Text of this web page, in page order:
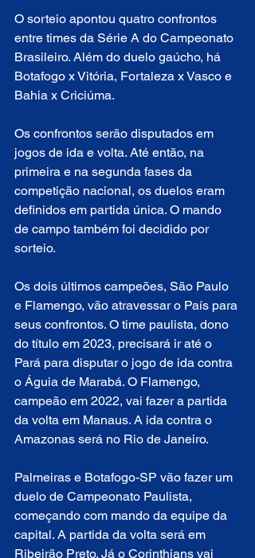
O sorteio apontou quatro confrontos
entre times da Série A do Campeonato
Brasileiro. Além do duelo gaúcho, há
Botafogo x Vitória, Fortaleza x Vasco e
Bahia x Criciúma.
Os confrontos serão disputados em
jogos de ida e volta. Até então, na
primeira e na segunda fases da
competição nacional, os duelos eram
definidos em partida única. O mando
de campo também foi decidido por
sorteio.
Os dois últimos campeões, São Paulo
e Flamengo, vão atravessar o País para
seus confrontos. O time paulista, dono
do título em 2023, precisará ir até o
Pará para disputar o jogo de ida contra
o Águia de Marabá. O Flamengo,
campeão em 2022, vai fazer a partida
da volta em Manaus. A ida contra o
Amazonas será no Rio de Janeiro.
Palmeiras e Botafogo-SP vão fazer um
duelo de Campeonato Paulista,
começando com mando da equipe da
capital. A partida da volta será em
Ribeirão Preto. Já o Corinthians vai